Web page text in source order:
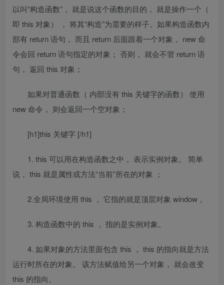
以叫“构造函数”， 就是说这个函数的目的， 就是操作一个（
即 this 对象） ， 将其“构造”为需要的样子。如果构造函数内
部有 return 语句， 而且 return 后面跟着一个对象， new 命
令会回 return 语句指定的对象； 否则， 就会不管 return 语
句， 返回 this 对象；
如果对普通函数（ 内部没有this 关键字的函数） 使用
new命令， 则会返回一个空对象；
[h1]this 关键字 [/h1]
1. this 可以用在构造函数之中， 表示实例对象。 简单
说， this 就是属性或方法“当前”所在的对象 ；
2.全局环境使用 this ， 它指的就是顶层对象 window 。
3. 构造函数中的 this ， 指的是实例对象。
4. 如果对象的方法里面包含 this ， this 的指向就是方法
运行时所在的对象。 该方法赋值给另一个对象， 就会改变
this 的指向。